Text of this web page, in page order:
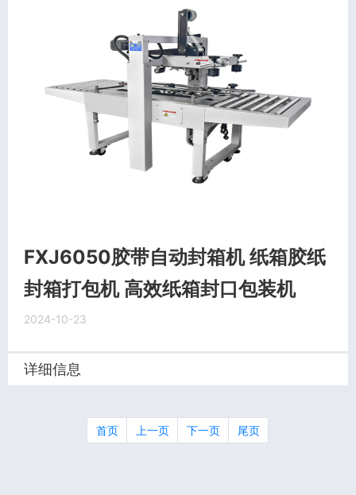
FXJ6050胶带自动封箱机 纸箱胶纸
封箱打包机 高效纸箱封口包装机
2024-10-23
详细信息
首页 上一页 下一页 尾页